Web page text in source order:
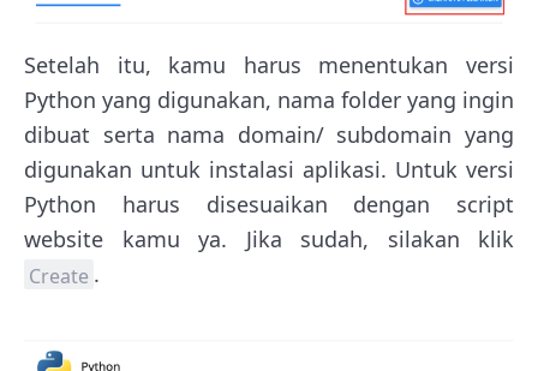
Setelah itu, kamu harus menentukan versi
Python yang digunakan, nama folder yang ingin
dibuat serta nama domain/ subdomain yang
digunakan untuk instalasi aplikasi. Untuk versi
Python harus disesuaikan dengan script
website kamu ya. Jika sudah, silakan klik
Create .